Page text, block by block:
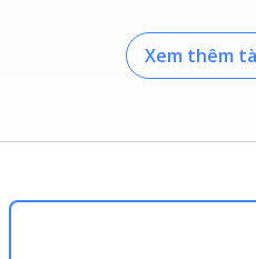
Xem thêm